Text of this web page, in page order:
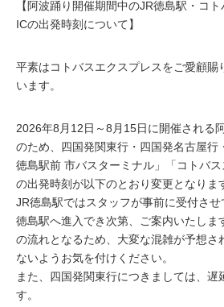
【阿波踊り開催期間中のJR徳島駅・コ
ICの出発時刻について】
平素はコトバスエクスプレスをご愛顧賜
います。
2026年8月12日～8月15日に開催される
のため、四国発関東行・四国発名古屋行
徳島駅前 市バスターミナル」「コトバス
の出発時刻が以下のとおり変更となりま
JR徳島駅ではスタッフが事前に受付さ
徳島駅へ進入でき次第、ご案内いたしま
の流れとなるため、大変な混雑が予想さ
ないようお気を付けください。
また、四国発関東行につきましては、遅
す。